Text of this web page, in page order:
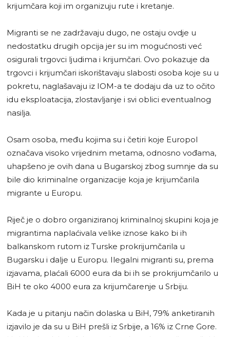
krijumčara koji im organizuju rute i kretanje.
Migranti se ne zadržavaju dugo, ne ostaju ovdje u
nedostatku drugih opcija jer su im mogućnosti već
osigurali trgovci ljudima i krijumčari. Ovo pokazuje da
trgovci i krijumčari iskorištavaju slabosti osoba koje su u
pokretu, naglašavaju iz IOM-a te dodaju da uz to očito
idu eksploatacija, zlostavljanje i svi oblici eventualnog
nasilja.
Osam osoba, među kojima su i četiri koje Europol
označava visoko vrijednim metama, odnosno vođama,
uhapšeno je ovih dana u Bugarskoj zbog sumnje da su
bile dio kriminalne organizacije koja je krijumčarila
migrante u Europu.
Riječ je o dobro organiziranoj kriminalnoj skupini koja je
migrantima naplaćivala velike iznose kako bi ih
balkanskom rutom iz Turske prokrijumčarila u
Bugarsku i dalje u Europu. Ilegalni migranti su, prema
izjavama, plaćali 6000 eura da bi ih se prokrijumčarilo u
BiH te oko 4000 eura za krijumčarenje u Srbiju.
Kada je u pitanju način dolaska u BiH, 79% anketiranih
izjavilo je da su u BiH prešli iz Srbije, a 16% iz Crne Gore.